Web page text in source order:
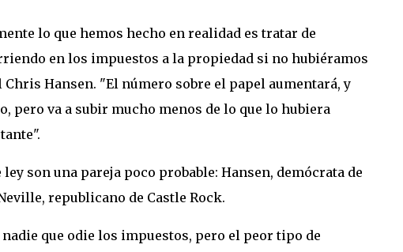
lo que hemos hecho en realidad es tratar de
en los impuestos a la propiedad si no hubiéramos
Hansen. "El número sobre el papel aumentará, y
pero va a subir mucho menos de lo que lo hubiera
son una pareja poco probable: Hansen, demócrata de
republicano de Castle Rock.
que odie los impuestos, pero el peor tipo de